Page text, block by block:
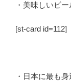
・美味しいビ
[st-card id=112]
・日本に最も